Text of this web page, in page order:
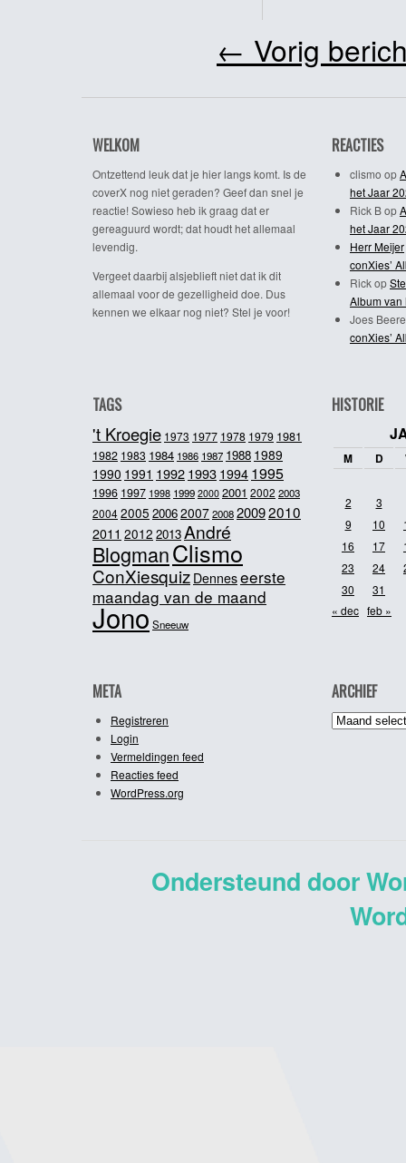
← Vorig
WELKOM
Ontzettend leuk dat je hier langs komt. Is de
coverX nog niet geraden? Geef dan snel je
reactie! Sowieso heb ik graag dat er
gereaguurd wordt; dat houdt het allemaal
levendig.
Vergeet daarbij alsjeblieft niet dat ik dit
allemaal voor de gezelligheid doe. Dus
kennen we elkaar nog niet? Stel je voor!
REACTIES
clismo op
het Jaar
Rick Bop
het Jaar
Herr Meijer
conXies’
Rickop
Album van
Joes
conXies’
TAGS
't Kroegie 1973 1977 1978 1979 1981
1982 1983 1984 1986 1987 1988 1989
1990 1991 19921993 1994 1995
1996 1997 1998 1999 2000 2001 2002 2003
20042005 20062007200820092010
2011 2012 2013André
BlogmanClismo
ConXiesquiz Denneseerste
maandag van de maand
JonoSneeuw
HISTORIE
M D
2
3
9
10
16
17
23
24
30
31
« dec feb »
META
Registreren
Login
Vermeldingen feed
Reacties feed
WordPress.org
ARCHIEF
Archief
Ondersteund door